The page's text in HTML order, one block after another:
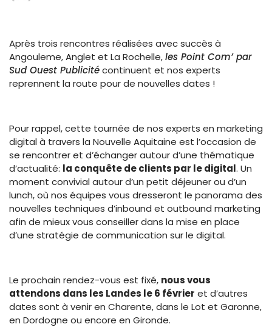
Après trois rencontres réalisées avec succès à
Angouleme, Anglet et La Rochelle,les Point Com’ par
Sud Ouest Publicitécontinuent et nos experts
reprennent la route pour de nouvelles dates !
Pour rappel, cette tournée de nos experts en marketing
digital à travers la Nouvelle Aquitaine est l’occasion de
se rencontrer et d’échanger autour d’une thématique
d’actualité: la conquête de clients par le digital. Un
moment convivial autour d’un petit déjeuner ou d’un
lunch, où nos équipes vous dresseront le panorama des
nouvelles techniques d’inbound et outbound marketing
afin de mieux vous conseiller dans la mise en place
d’une stratégie de communication sur le digital.
Le prochain rendez-vous est fixé, nous vous
attendons dans les Landes le 6 février et d’autres
dates sont à venir en Charente, dans le Lot et Garonne,
en Dordogne ou encore en Gironde.